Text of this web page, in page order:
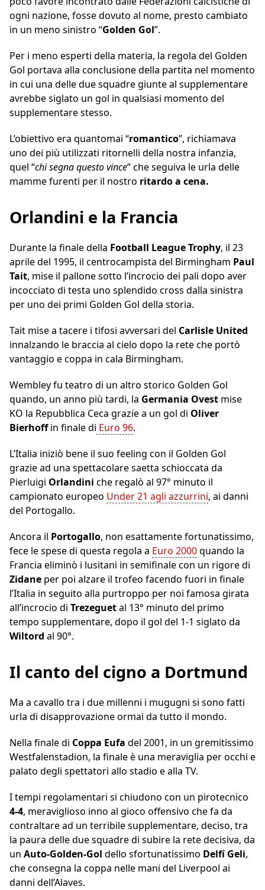
ogni nazione, fosse dovuto al nome, presto cambiato
in un meno sinistro “Golden Gol”.
Per i meno esperti della materia, la regola del Golden
Gol portava alla conclusione della partita nel momento
in cui una delle due squadre giunte al supplementare
avrebbe siglato un gol in qualsiasi momento del
supplementare stesso.
L’obiettivo era quantomai “romantico”, richiamava
uno dei più utilizzati ritornelli della nostra infanzia,
quel “chi segna questo vince” che seguiva le urla delle
mamme furenti per il nostro ritardo a cena.
Orlandini e la Francia
Durante la finale della Football League Trophy, il 23
aprile del 1995, il centrocampista del Birmingham Paul
Tait, mise il pallone sotto l’incrocio dei pali dopo aver
incocciato di testa uno splendido cross dalla sinistra
per uno dei primi Golden Gol della storia.
Tait mise a tacere i tifosi avversari del Carlisle United
innalzando le braccia al cielo dopo la rete che portò
vantaggio e coppa in cala Birmingham.
Wembley fu teatro di un altro storico Golden Gol
quando, un anno più tardi, la Germania Ovest mise
KO la Repubblica Ceca grazie a un gol di Oliver
Bierhoffin finale di Euro 96.
L’Italia iniziò bene il suo feeling con il Golden Gol
grazie ad una spettacolare saetta schioccata da
Pierluigi Orlandini che regalò al 97° minuto il
campionato europeo Under 21 agli azzurrini, ai danni
del Portogallo.
Ancora il Portogallo, non esattamente fortunatissimo,
fece le spese di questa regola a Euro 2000quando la
Francia eliminò i lusitani in semifinale con un rigore di
Zidane per poi alzare il trofeo facendo fuori in finale
l’Italia in seguito alla purtroppo per noi famosa girata
all’incrocio di Trezeguetal 13° minuto del primo
tempo supplementare, dopo il gol del 1-1 siglato da
Wiltord al 90°.
Il canto del cigno a Dortmund
Ma a cavallo tra i due millenni i mugugni si sono fatti
urla di disapprovazione ormai da tutto il mondo.
Nella finale di Coppa Eufa del 2001, in un gremitissimo
Westfalenstadion, la finale è una meraviglia per occhi e
palato degli spettatori allo stadio e alla TV.
I tempi regolamentari si chiudono con un pirotecnico
4-4, meraviglioso inno al gioco offensivo che fa da
contraltare ad un terribile supplementare, deciso, tra
la paura delle due squadre di subire la rete decisiva, da
un Auto-Golden-Gol dello sfortunatissimo Delfí Geli,
che consegna la coppa nelle mani del Liverpool ai
danni dell’Alaves.